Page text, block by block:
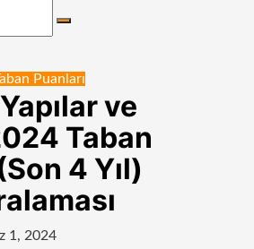
Arama
Puanları
ve
Taban
4 Yıl)
1, 2024